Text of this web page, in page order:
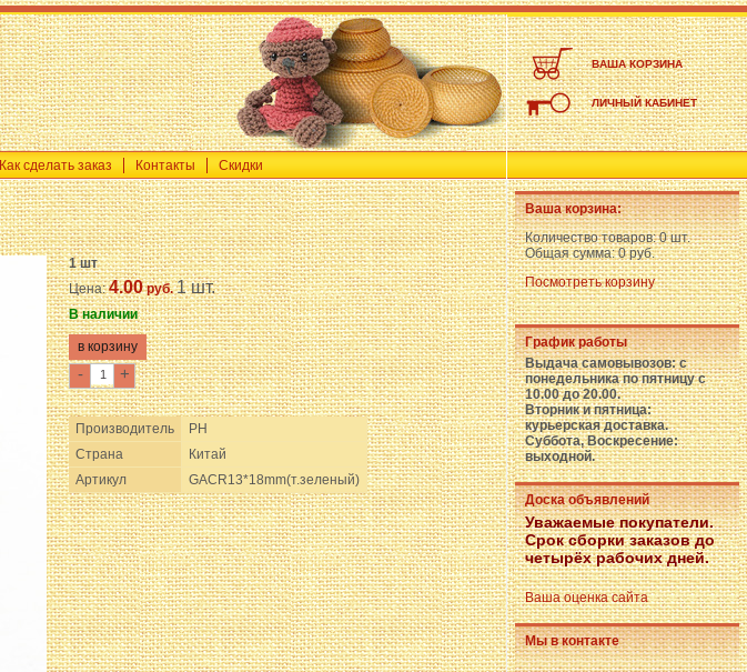
ВАША КОРЗИНА
ЛИЧНЫЙ КАБИНЕТ
Как сделать заказ Контакты Скидки
1 шт
Цена:4.00руб.1 шт.
В наличии
- +
Производитель
PH
Страна
Китай
Артикул
GACR13*18mm(т.зеленый)
Ваша корзина:
Количество товаров:0 шт.
Общая сумма:0 руб.
Посмотреть корзину
График работы
Выдача самовывозов: с
понедельника по пятницу с
10.00 до 20.00.
Вторник и пятница:
курьерская доставка.
Суббота, Воскресение:
выходной.
Доска объявлений
Уважаемые покупатели.
Срок сборки заказов до
четырёх рабочих дней.
Ваша оценка сайта
Мы в контакте